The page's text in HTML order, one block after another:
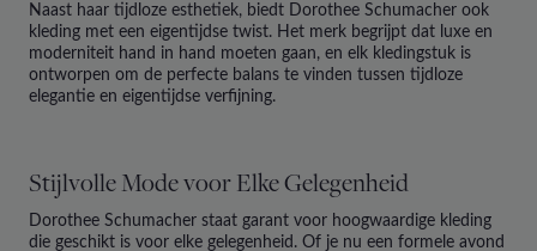
Naast haar tijdloze esthetiek, biedt Dorothee Schumacher ook
kleding met een eigentijdse twist. Het merk begrijpt dat luxe en
moderniteit hand in hand moeten gaan, en elk kledingstuk is
ontworpen om de perfecte balans te vinden tussen tijdloze
elegantie en eigentijdse verfijning.
Stijlvolle Mode voor Elke Gelegenheid
Dorothee Schumacher staat garant voor hoogwaardige kleding
die geschikt is voor elke gelegenheid. Of je nu een formele avond